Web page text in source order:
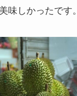
味しかったです。